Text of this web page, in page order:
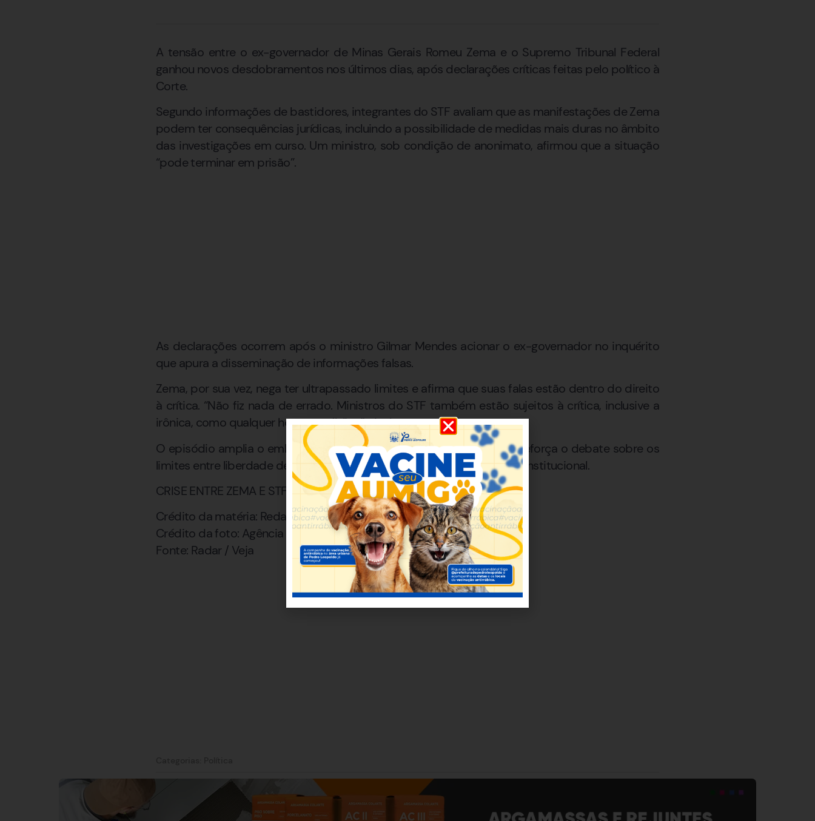
A tensão entre o ex-governador de Minas Gerais Romeu Zema e o Supremo Tribunal Federal
ganhou novos desdobramentos nos últimos dias, após declarações críticas feitas pelo político à
Corte.
Segundo informações de bastidores, integrantes do STF avaliam que as manifestações de Zema
podem ter consequências jurídicas, incluindo a possibilidade de medidas mais duras no âmbito
das investigações em curso. Um ministro, sob condição de anonimato, afirmou que a situação
“pode terminar em prisão”.
As declarações ocorrem após o ministro Gilmar Mendes acionar o ex-governador no inquérito
que apura a disseminação de informações falsas.
Zema, por sua vez, nega ter ultrapassado limites e afirma que suas falas estão dentro do direito
à crítica. “Não fiz nada de errado. Ministros do STF também estão sujeitos à crítica, inclusive a
irônica, como qualquer homem público”, declarou.
O episódio amplia o embate entre o político e membros da Corte e reforça o debate sobre os
limites entre liberdade de expressão e responsabilização no ambiente institucional.
CRISE ENTRE ZEMA E STF GANHA FORÇA
Crédito da matéria: Redação
Crédito da foto: Agência Minas
Fonte: Radar / Veja